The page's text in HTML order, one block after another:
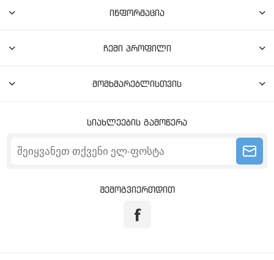
ინფორმაცია
ჩემი პროფილი
მომხმარებლისთვის
სიახლეების გამოწერა
შემოგვიერთდით